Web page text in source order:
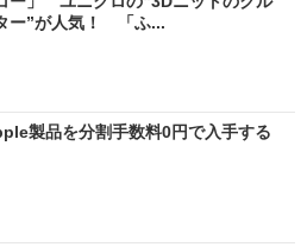
ー”が人気！ 「ふ...
製品を分割手数料0円で入手する